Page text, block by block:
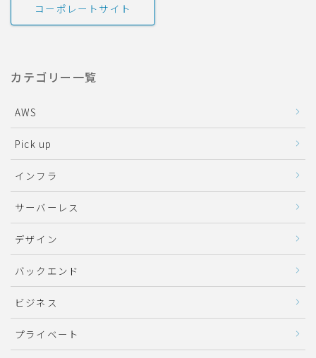
コーポレートサイト
カテゴリー一覧
AWS
Pick up
インフラ
サーバーレス
デザイン
バックエンド
ビジネス
プライベート